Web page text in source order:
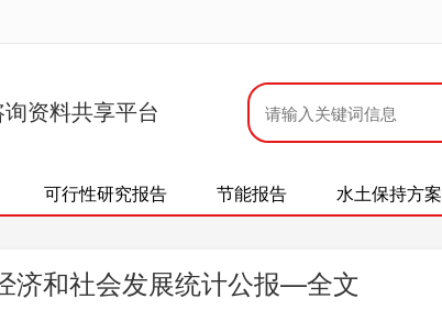
询资料共享平台
可行性研究报告 节能报告 水土保持方案
济和社会发展统计公报—全文